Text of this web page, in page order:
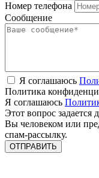
Номер телефона
Сообщение
Я соглашаюсь
Политика
Я соглашаюсь
Этот вопрос задается
Вы человеком или
спам-рассылку.